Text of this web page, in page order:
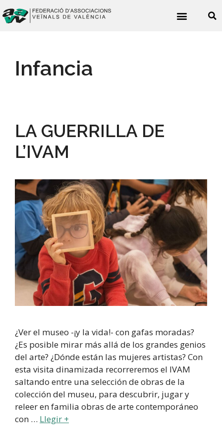
Infancia
LA GUERRILLA DE
L’IVAM
¿Ver el museo -¡y la vida!- con gafas moradas?
¿Es posible mirar más allá de los grandes genios
del arte? ¿Dónde están las mujeres artistas? Con
esta visita dinamizada recorreremos el IVAM
saltando entre una selección de obras de la
colección del museu, para descubrir, jugar y
releer en familia obras de arte contemporáneo
con … Llegir +